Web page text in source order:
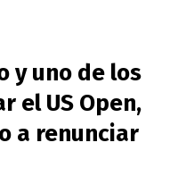
y uno de los
el US Open,
a renunciar